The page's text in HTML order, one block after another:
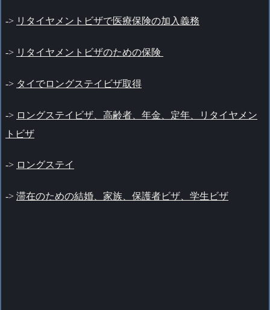
-> リタイヤメントビザで医療保険の加入義務
-> リタイヤメントビザのための保険
-> タイでロングステイビザ取得
-> ロングステイビザ、高齢者、年金、定年、リタイヤメン
トビザ
-> ロングステイ
-> 滞在のための結婚、家族、保護者ビザ、学生ビザ